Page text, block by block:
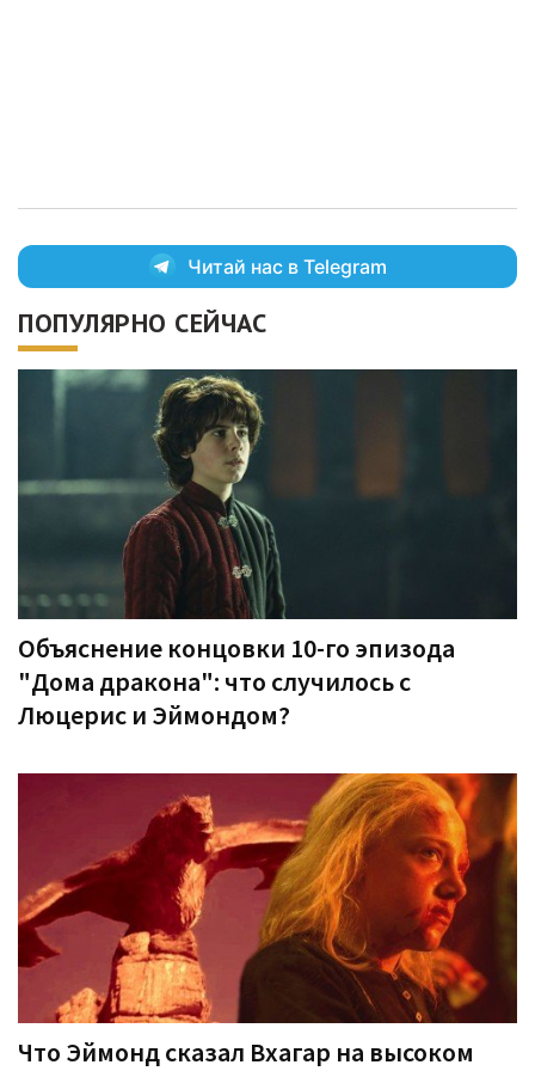
Читай нас в Telegram
ПОПУЛЯРНО СЕЙЧАС
Объяснение концовки 10-го эпизода
"Дома дракона": что случилось с
Люцерис и Эймондом?
Что Эймонд сказал Вхагар на высоком